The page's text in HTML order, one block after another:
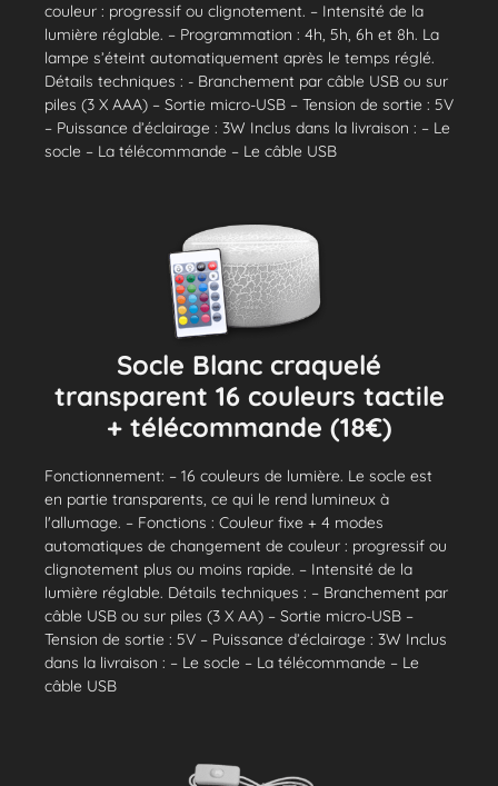
couleur : progressif ou clignotement. – Intensité de la
lumière réglable. – Programmation : 4h, 5h, 6h et 8h. La
lampe s’éteint automatiquement après le temps réglé.
Détails techniques : - Branchement par câble USB ou sur
piles (3 X AAA) – Sortie micro-USB – Tension de sortie : 5V
– Puissance d’éclairage : 3W Inclus dans la livraison : – Le
socle – La télécommande – Le câble USB
Socle Blanc craquelé
transparent 16 couleurs tactile
+ télécommande (18€)
Fonctionnement: – 16 couleurs de lumière. Le socle est
en partie transparents, ce qui le rend lumineux à
l'allumage. – Fonctions : Couleur fixe + 4 modes
automatiques de changement de couleur : progressif ou
clignotement plus ou moins rapide. – Intensité de la
lumière réglable. Détails techniques : – Branchement par
câble USB ou sur piles (3 X AA) – Sortie micro-USB –
Tension de sortie : 5V – Puissance d’éclairage : 3W Inclus
dans la livraison : – Le socle – La télécommande – Le
câble USB